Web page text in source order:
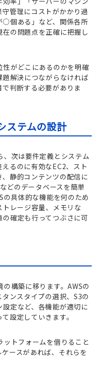
管理にコストがかかり過
○個ある」など、関係各所
の問題点を正確に把握し
性がどこにあるのかを明確
題解決につながらなければ
判断する必要がありま
ステムの設計
、次は要件定義とシステム
るのに有効なEC2、スト
静的コンテンツの配信に
どのデータベースを簡単
の具体的な機能を何のため
レージ容量、メモリな
確定も行ってつぶさに可
構築に移ります。AWSの
ンスタイプの選択、S3の
定など、各機能が適切に
設定していきます。
ットフォームを借りること
ースがあれば、それらを